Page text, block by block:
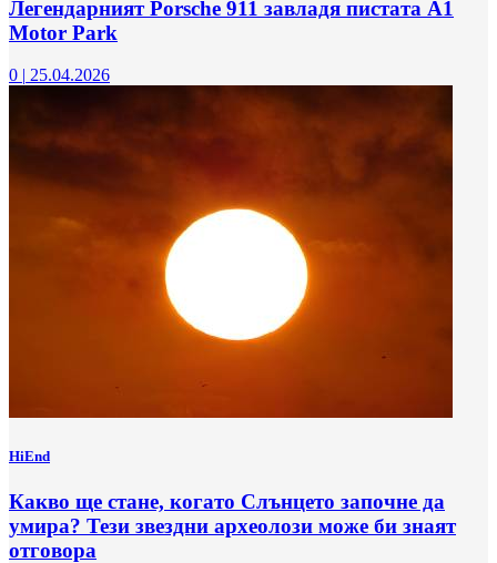
Легендарният Porsche 911 завладя пистата A1
Motor Park
0 | 25.04.2026
HiEnd
Какво ще стане, когато Слънцето започне да
умира? Тези звездни археолози може би знаят
отговора